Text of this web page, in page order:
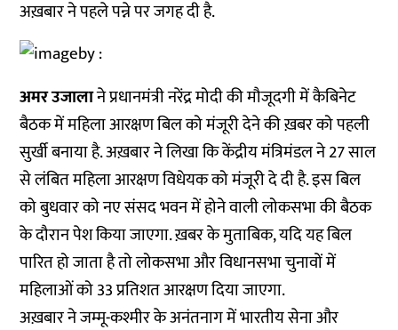
अख़बार ने पहले पन्ने पर जगह दी है.
अमर उजालाने प्रधानमंत्री नरेंद्र मोदी की मौजूदगी में कैबिनेट
बैठक में महिला आरक्षण बिल को मंजूरी देने की ख़बर को पहली
सुर्खी बनाया है. अख़बार ने लिखा कि केंद्रीय मंत्रिमंडल ने 27 साल
से लंबित महिला आरक्षण विधेयक को मंजूरी दे दी है. इस बिल
को बुधवार को नए संसद भवन में होने वाली लोकसभा की बैठक
के दौरान पेश किया जाएगा. ख़बर के मुताबिक, यदि यह बिल
पारित हो जाता है तो लोकसभा और विधानसभा चुनावों में
महिलाओं को 33 प्रतिशत आरक्षण दिया जाएगा.
अख़बार ने जम्मू-कश्मीर के अनंतनाग में भारतीय सेना और